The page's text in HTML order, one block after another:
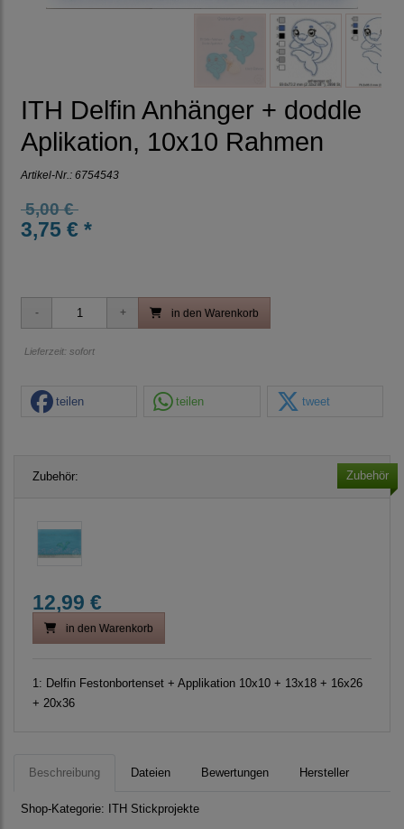
ITH Delfin Anhänger + doddle
Aplikation, 10x10 Rahmen
Artikel-Nr.: 6754543
5,00 €
3,75 € *
in den Warenkorb
Lieferzeit: sofort
teilen teilen tweet
Zubehör: Zubehör
12,99 €
in den Warenkorb
1: Delfin Festonbortenset + Applikation 10x10 + 13x18 + 16x26
+ 20x36
Beschreibung Dateien Bewertungen Hersteller
Shop-Kategorie: ITH Stickprojekte